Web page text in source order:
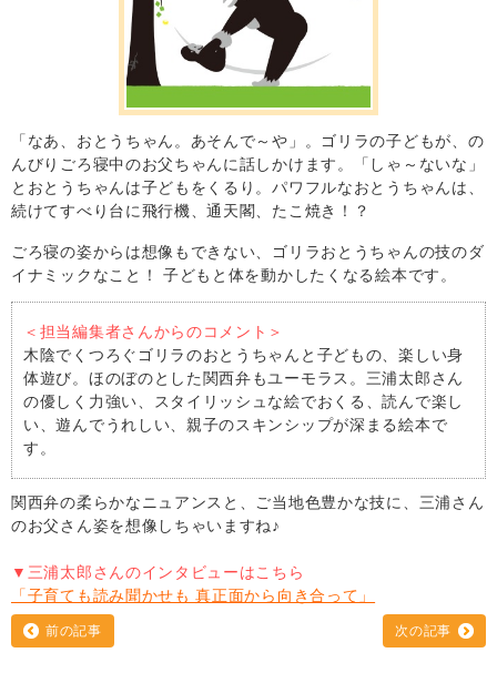
「なあ、おとうちゃん。あそんで～や」。ゴリラの子どもが、の
んびりごろ寝中のお父ちゃんに話しかけます。「しゃ～ないな」
とおとうちゃんは子どもをくるり。パワフルなおとうちゃんは、
続けてすべり台に飛行機、通天閣、たこ焼き！？
ごろ寝の姿からは想像もできない、ゴリラおとうちゃんの技のダ
イナミックなこと！ 子どもと体を動かしたくなる絵本です。
＜担当編集者さんからのコメント＞
木陰でくつろぐゴリラのおとうちゃんと子どもの、楽しい身
体遊び。ほのぼのとした関西弁もユーモラス。三浦太郎さん
の優しく力強い、スタイリッシュな絵でおくる、読んで楽し
い、遊んでうれしい、親子のスキンシップが深まる絵本で
す。
関西弁の柔らかなニュアンスと、ご当地色豊かな技に、三浦さん
のお父さん姿を想像しちゃいますね♪
▼三浦太郎さんのインタビューはこちら
「子育ても読み聞かせも 真正面から向き合って」
前の記事 次の記事